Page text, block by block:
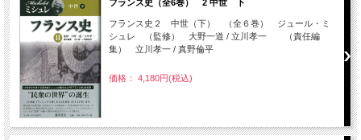
フランス史（全6巻） 2 中世 下
フランス史２ 中世（下） （全６巻） ジュール・ミ
シュレ （監修） 大野一道 / 立川孝一 （責任編
集） 立川孝一 / 真野倫平
価格： 4,180円(税込)